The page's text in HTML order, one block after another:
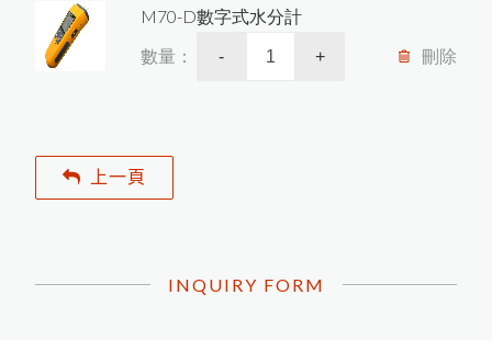
關於我們
日
本
K
E
T
T
膜
厚
計
台
灣
區
總
代
理
商
-
-
-
-
-
中
燦
科
日
本
K
E
T
T
水
分
計
台
灣
區
總
代
理
商
-
-
-
-
中
燦
科
技
英
國
R
H
O
P
O
I
N
T
光
澤
度
計
台
灣
區
總
代
理
-
-
-
-
中
燦
科
產品介紹
各類水分測定儀器
近赤外線NIR偵測儀器
膜
厚
計
及
電
鍍
塗
裝
檢
測
儀
光澤度計及光學檢測儀器
如
何
根
據
A
S
T
M
D
3
3
5
9
M
e
t
h
o
d
B
規
範
進
行
百
格
刮
刀
附
著
力
試
驗
HI-540E混凝土水分計開始銷售
使
用
P
o
s
i
T
e
c
t
o
r
G
L
S
光
澤
度
儀
測
量
光
澤
日本KETT 會長與夫人來訪
商品洽詢
聯絡我們
M70-D數字式水分計
數量：
- + 刪除
上一頁
INQUIRY FORM